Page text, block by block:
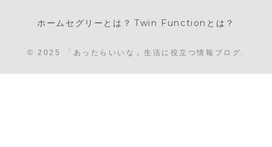
ホームセグリーとは？ Twin Functionとは？
© 2025 「あったらいいな」生活に役立つ情報ブログ.